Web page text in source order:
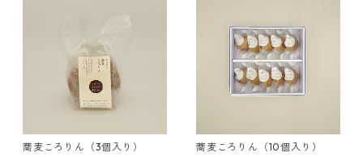
蕎麦ころりん（3個入り） 蕎麦ころりん（10個入り）